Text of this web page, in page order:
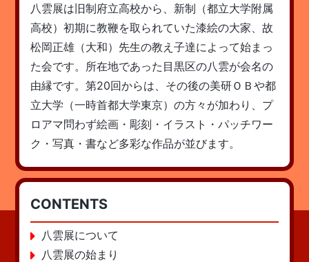
八雲展は旧制府立高校から、新制（都立大学附属
高校）初期に教鞭を取られていた漆絵の大家、故
松岡正雄（大和）先生の教え子達によって始まっ
た会です。所在地であった目黒区の八雲が会名の
由縁です。第20回からは、その後の美研ＯＢや都
立大学（一時首都大学東京）の方々が加わり、プ
ロアマ問わず絵画・彫刻・イラスト・パッチワー
ク・写真・書など多彩な作品が並びます。
CONTENTS
八雲展について
八雲展の始まり